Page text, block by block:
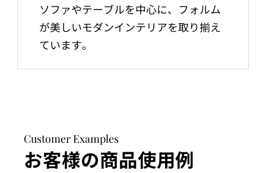
ソファやテーブルを中心に、フォルム
が美しいモダンインテリアを取り揃え
ています。
Customer Examples
お客様の商品使用例